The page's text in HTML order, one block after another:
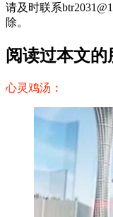
请及时联系
除。
阅读过本文
心灵鸡汤：